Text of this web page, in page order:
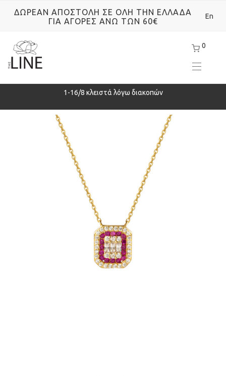
0
ΔΩΡΕΑΝ ΑΠΟΣΤΟΛΗ ΣΕ ΟΛΗ ΤΗΝ ΕΛΛΑΔΑ
ΓΙΑ ΑΓΟΡΕΣ ΑΝΩ ΤΩΝ 60€
En
1-16/8 κλειστά λόγω διακοπών